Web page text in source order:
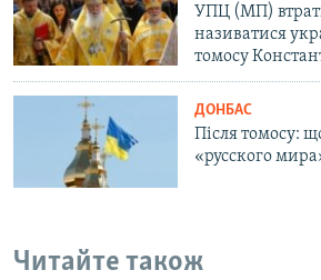
УПЦ (МП)
називатися
томосу
ДОНБАС
Після томосу:
«русского
Читайте також